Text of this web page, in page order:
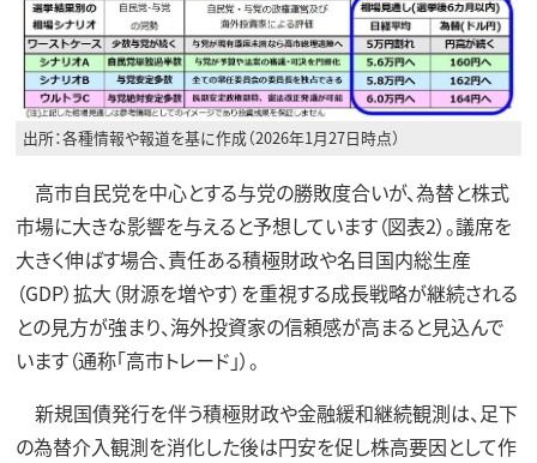
出所：各種情報や報道を基に作成（2026年1月27日時点）
高市自民党を中心とする与党の勝敗度合いが、為替と株式
市場に大きな影響を与えると予想しています（図表2）。議席を
大きく伸ばす場合、責任ある積極財政や名目国内総生産
（GDP）拡大（財源を増やす）を重視する成長戦略が継続される
との見方が強まり、海外投資家の信頼感が高まると見込んで
います（通称「高市トレード」）。
新規国債発行を伴う積極財政や金融緩和継続観測は、足下
の為替介入観測を消化した後は円安を促し株高要因として作